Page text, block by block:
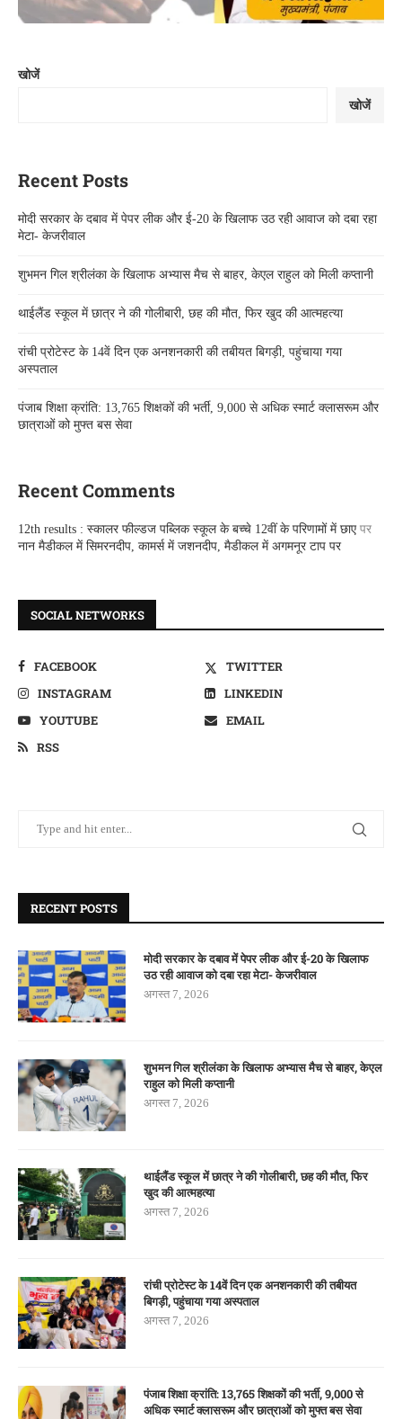
खोजें
खोजें
Recent Posts
मोदी सरकार के दबाव में पेपर लीक और ई-20 के खिलाफ उठ रही आवाज को दबा रहा
मेटा- केजरीवाल
शुभमन गिल श्रीलंका के खिलाफ अभ्यास मैच से बाहर, केएल राहुल को मिली कप्तानी
थाईलैंड स्कूल में छात्र ने की गोलीबारी, छह की मौत, फिर खुद की आत्महत्या
रांची प्रोटेस्ट के 14वें दिन एक अनशनकारी की तबीयत बिगड़ी, पहुंचाया गया
अस्पताल
पंजाब शिक्षा क्रांति: 13,765 शिक्षकों की भर्ती, 9,000 से अधिक स्मार्ट क्लासरूम और
छात्राओं को मुफ्त बस सेवा
Recent Comments
12th results : स्कालर फील्डज पब्लिक स्कूल के बच्चे 12वीं के परिणामों में छाएपर
नान मैडीकल में सिमरनदीप, कामर्स में जशनदीप, मैडीकल में अगमनूर टाप पर
SOCIAL NETWORKS
FACEBOOK
TWITTER
INSTAGRAM
LINKEDIN
YOUTUBE
EMAIL
RSS
RECENT POSTS
मोदी सरकार के दबाव में पेपर लीक और ई-20 के खिलाफ
उठ रही आवाज को दबा रहा मेटा- केजरीवाल
अगस्त 7, 2026
शुभमन गिल श्रीलंका के खिलाफ अभ्यास मैच से बाहर, केएल
राहुल को मिली कप्तानी
अगस्त 7, 2026
थाईलैंड स्कूल में छात्र ने की गोलीबारी, छह की मौत, फिर
खुद की आत्महत्या
अगस्त 7, 2026
रांची प्रोटेस्ट के 14वें दिन एक अनशनकारी की तबीयत
बिगड़ी, पहुंचाया गया अस्पताल
अगस्त 7, 2026
पंजाब शिक्षा क्रांति: 13,765 शिक्षकों की भर्ती, 9,000 से
अधिक स्मार्ट क्लासरूम और छात्राओं को मुफ्त बस सेवा